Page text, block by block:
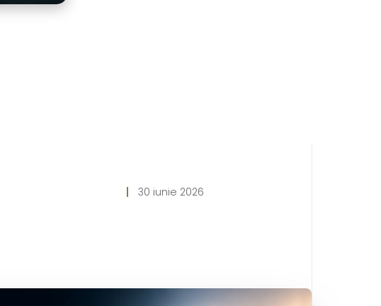
30 iunie 2026